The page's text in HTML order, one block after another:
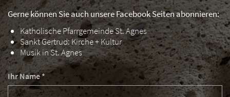
Ihr Name *
Gerne können Sie auch unsere Facebook Seiten abonnieren:
Katholische Pfarrgemeinde St. Agnes
Sankt Gertrud: Kirche + Kultur
Musik in St. Agnes